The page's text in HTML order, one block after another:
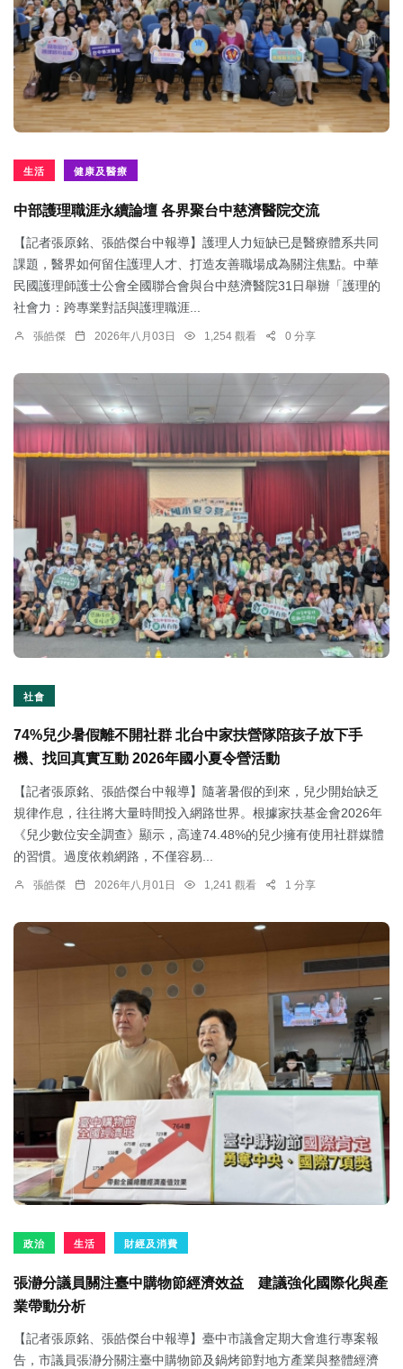
生活 健康及醫療
中部護理職涯永續論壇 各界聚台中慈濟醫院交流
【記者張原銘、張皓傑台中報導】護理人力短缺已是醫療體系共同
課題，醫界如何留住護理人才、打造友善職場成為關注焦點。中華
民國護理師護士公會全國聯合會與台中慈濟醫院31日舉辦「護理的
社會力：跨專業對話與護理職涯...
張皓傑 2026年八月03日 1,254 觀看 0 分享
社會
74%兒少暑假離不開社群 北台中家扶營隊陪孩子放下手
機、找回真實互動 2026年國小夏令營活動
【記者張原銘、張皓傑台中報導】隨著暑假的到來，兒少開始缺乏
規律作息，往往將大量時間投入網路世界。根據家扶基金會2026年
《兒少數位安全調查》顯示，高達74.48%的兒少擁有使用社群媒體
的習慣。過度依賴網路，不僅容易...
張皓傑 2026年八月01日 1,241 觀看 1 分享
政治 生活 財經及消費
張瀞分議員關注臺中購物節經濟效益 建議強化國際化與產
業帶動分析
【記者張原銘、張皓傑台中報導】臺中市議會定期大會進行專案報
告，市議員張瀞分關注臺中購物節及鍋烤節對地方產業與整體經濟